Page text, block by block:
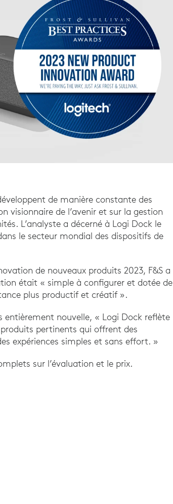
de manière constante des
visionnaire de l’avenir et sur la gestion
L’analyste a décerné à Logi Dock le
le secteur mondial des dispositifs de
de nouveaux produits 2023, F&S a
était « simple à configurer et dotée de
plus productif et créatif ».
entièrement nouvelle, « Logi Dock reflète
pertinents qui offrent des
expériences simples et sans effort. »
sur l’évaluation et le prix.